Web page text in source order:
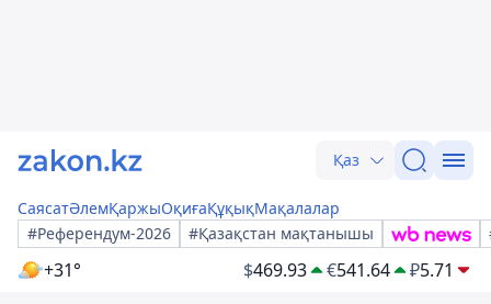
Қаз
СаясатӘлемҚаржыОқиғаҚұқықМақалалар
#Референдум-2026
#Қазақстан мақтанышы
+31° $469.93 €541.64 ₽5.71